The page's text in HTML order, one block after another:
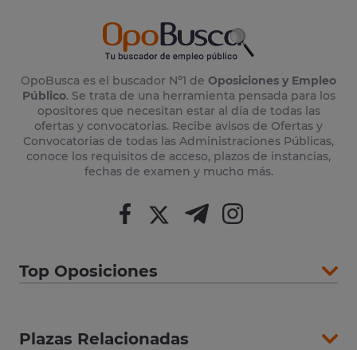
OpoBusca es el buscador Nº1 de Oposiciones y Empleo
Público. Se trata de una herramienta pensada para los
opositores que necesitan estar al día de todas las
ofertas y convocatorias. Recibe avisos de Ofertas y
Convocatorias de todas las Administraciones Públicas,
conoce los requisitos de acceso, plazos de instancias,
fechas de examen y mucho más.
Top Oposiciones
Plazas Relacionadas